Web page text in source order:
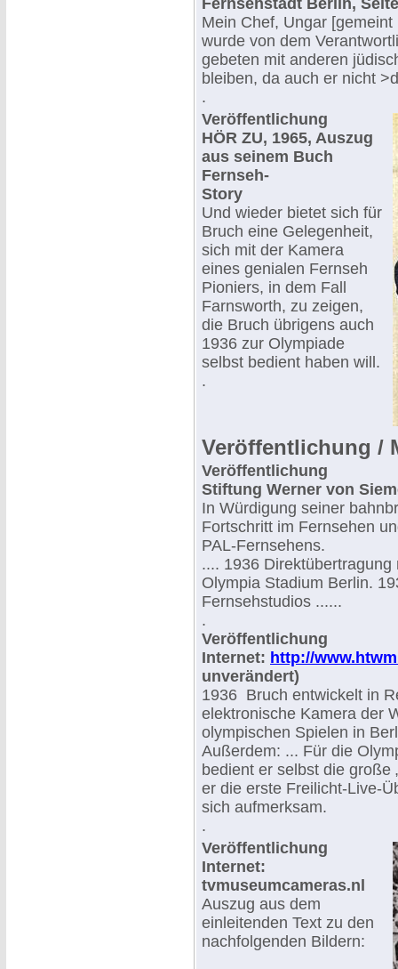
Fernsehstadt Berlin,
Mein Chef, Ungar
wurde von dem
gebeten mit anderen
bleiben, da auch er nicht
.
Veröffentlichung
HÖR ZU, 1965, Auszug
aus seinem Buch
Fernseh-
Story
Und wieder bietet sich für
Bruch eine Gelegenheit,
sich mit der Kamera
eines genialen Fernseh
Pioniers, in dem Fall
Farnsworth, zu zeigen,
die Bruch übrigens auch
1936 zur Olympiade
selbst bedient haben will.
.
Veröffentlichung /
Veröffentlichung
Stiftung Werner von
In Würdigung seiner
Fortschritt im Fernsehen
PAL-Fernsehens.
.... 1936
Olympia Stadium Berlin.
Fernsehstudios ......
.
Veröffentlichung
Internet: http://
unverändert)
1936 Bruch entwickelt in
elektronische Kamera der
olympischen Spielen in
Außerdem: ... Für die
bedient er selbst die große
er die erste Freilicht-Live-
sich aufmerksam.
.
Veröffentlichung
Internet:
tvmuseumcameras.nl
Auszug aus dem
einleitenden Text zu den
nachfolgenden Bildern: